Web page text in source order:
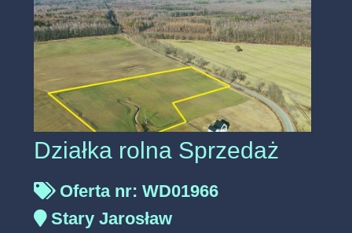
Działka rolna Sprzedaż
Oferta nr: WD01966
Stary Jarosław